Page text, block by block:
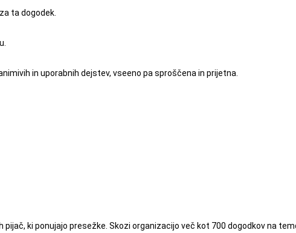
ta dogodek.
in uporabnih dejstev, vseeno pa sproščena in prijetna.
ki ponujajo presežke. Skozi organizacijo več kot 700 dogodkov na